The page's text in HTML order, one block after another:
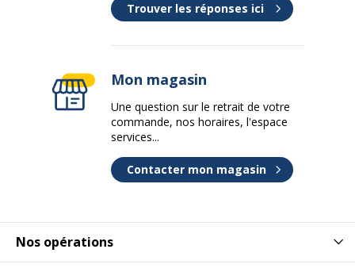
Nos opérations
Trouver les réponses ici
Mon magasin
Une question sur le retrait de votre
commande, nos horaires, l'espace
services...
Contacter mon magasin